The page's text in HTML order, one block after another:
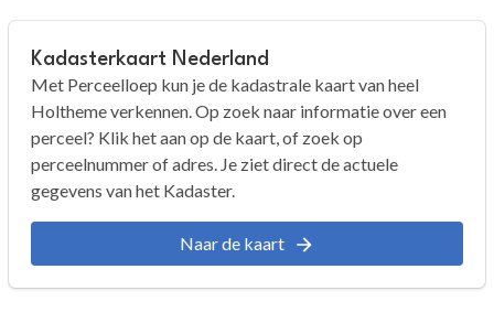
Kadasterkaart Nederland
Met Perceelloep kun je de kadastrale kaart van heel
Holtheme verkennen. Op zoek naar informatie over een
perceel? Klik het aan op de kaart, of zoek op
perceelnummer of adres. Je ziet direct de actuele
gegevens van het Kadaster.
Naar de kaart